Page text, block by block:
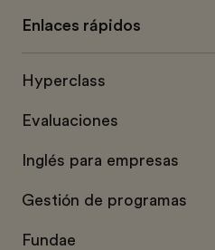
Enlaces rápidos
Hyperclass
Evaluaciones
Inglés para empresas
Gestión de programas
Fundae